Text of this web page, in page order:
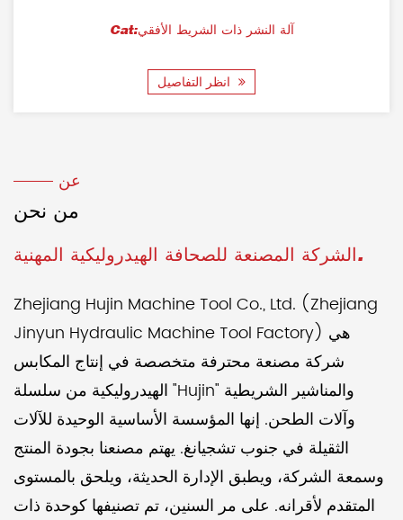
Cat:آلة النشر ذات الشريط الأفقي
عن
من نحن
الشركة المصنعة للصحافة الهيدروليكية المهنية.
Zhejiang Hujin Machine Tool Co., Ltd. (Zhejiang
Jinyun Hydraulic Machine Tool Factory) هي
شركة مصنعة محترفة متخصصة في إنتاج المكابس
الهيدروليكية من سلسلة "Hujin" والمناشير الشريطية
وآلات الطحن. إنها المؤسسة الأساسية الوحيدة للآلات
الثقيلة في جنوب تشجيانغ. يهتم مصنعنا بجودة المنتج
وسمعة الشركة، ويطبق الإدارة الحديثة، ويلحق بالمستوى
المتقدم لأقرانه. على مر السنين، تم تصنيفها كوحدة ذات